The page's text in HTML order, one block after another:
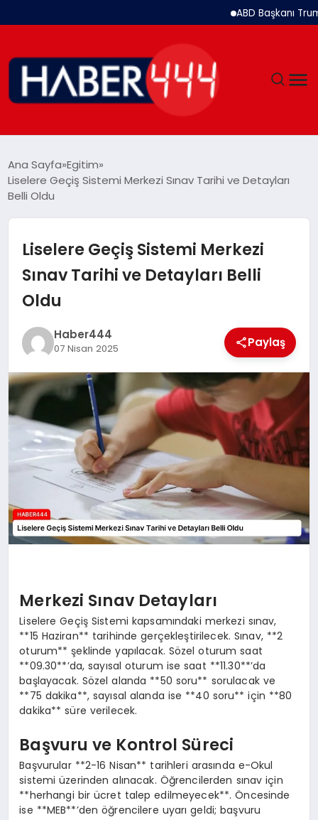
ABD Başkanı Trump:
SIYASET
SPOR
TEKNOLOJI
MAGAZIN
EGITIM
YAŞAM
Ana Sayfa Egitim
Liselere Geçiş Sistemi Merkezi Sınav Tarihi ve Detayları
Belli Oldu
Liselere Geçiş Sistemi Merkezi
Sınav Tarihi ve Detayları Belli
Oldu
Haber444
07 Nisan 2025 Paylaş
Merkezi Sınav Detayları
Liselere Geçiş Sistemi kapsamındaki merkezi sınav,
**15 Haziran** tarihinde gerçekleştirilecek. Sınav, **2
oturum** şeklinde yapılacak. Sözel oturum saat
**09.30**’da, sayısal oturum ise saat **11.30**’da
başlayacak. Sözel alanda **50 soru** sorulacak ve
**75 dakika**, sayısal alanda ise **40 soru** için **80
dakika** süre verilecek.
Başvuru ve Kontrol Süreci
Başvurular **2-16 Nisan** tarihleri arasında e-Okul
sistemi üzerinden alınacak. Öğrencilerden sınav için
**herhangi bir ücret talep edilmeyecek**. Öncesinde
ise **MEB**’den öğrencilere uyarı geldi; başvuru